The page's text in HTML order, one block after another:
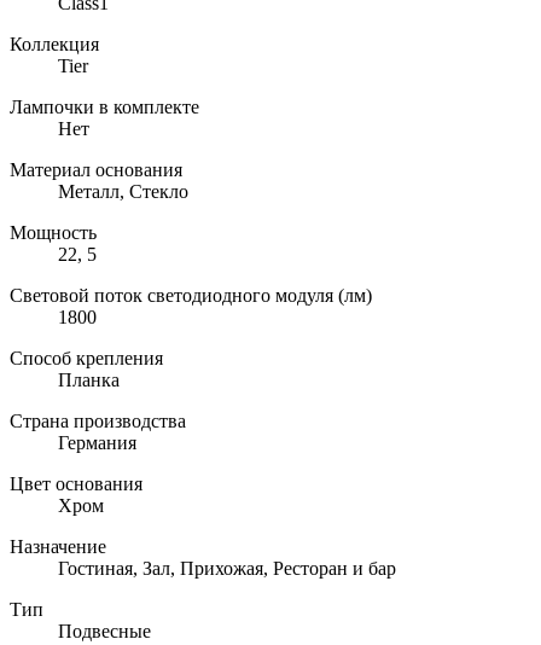
Коллекция
Tier
Лампочки в комплекте
Нет
Материал основания
Металл, Стекло
Мощность
22, 5
Световой поток светодиодного модуля (лм)
1800
Способ крепления
Планка
Страна производства
Германия
Цвет основания
Хром
Назначение
Гостиная, Зал, Прихожая, Ресторан и бар
Тип
Подвесные